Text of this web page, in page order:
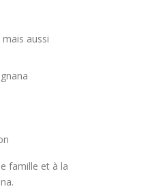
aussi
famille et à la